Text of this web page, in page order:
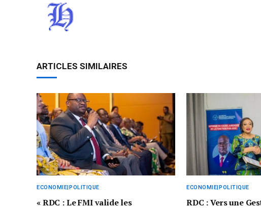
ARTICLES SIMILAIRES
ECONOMIE|POLITIQUE
« RDC : Le FMI valide les
ECONOMIE|POLITIQUE
RDC : Vers une